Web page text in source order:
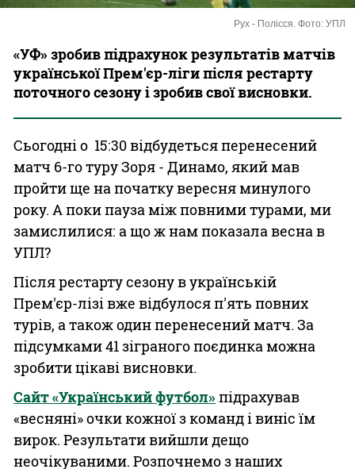
Рух - Полісся. Фото: УПЛ
«УФ» зробив підрахунок результатів матчів
української Прем'єр-ліги після рестарту
поточного сезону і зробив свої висновки.
Сьогодні о 15:30 відбудеться перенесений
матч 6-го туру Зоря - Динамо, який мав
пройти ще на початку вересня минулого
року. А поки пауза між повними турами, ми
замислилися: а що ж нам показала весна в
УПЛ?
Після рестарту сезону в українській
Прем'єр-лізі вже відбулося п'ять повних
турів, а також один перенесений матч. За
підсумками 41 зіграного поєдинка можна
зробити цікаві висновки.
Сайт «Український футбол»підрахував
«весняні» очки кожної з команд і виніс їм
вирок. Результати вийшли дещо
неочікуваними. Розпочнемо з наших